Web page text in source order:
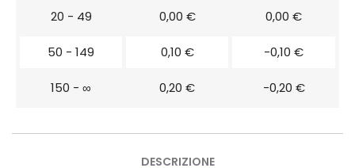
20 - 49 0,00 € 0,00 €
50 - 149 0,10 € -0,10 €
150 - ∞ 0,20 € -0,20 €
DESCRIZIONE